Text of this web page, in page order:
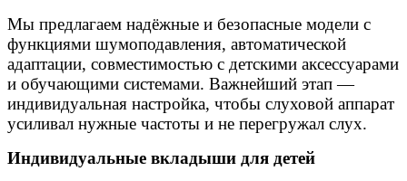
Мы предлагаем надёжные и безопасные модели с
функциями шумоподавления, автоматической
адаптации, совместимостью с детскими аксессуарами
и обучающими системами. Важнейший этап —
индивидуальная настройка, чтобы слуховой аппарат
усиливал нужные частоты и не перегружал слух.
Индивидуальные вкладыши для детей